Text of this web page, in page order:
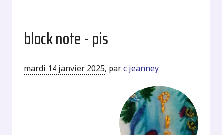
block note - pis
mardi 14 janvier 2025, parc jeanney